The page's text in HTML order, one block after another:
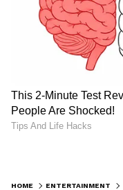
HOME ENTERTAINMENT